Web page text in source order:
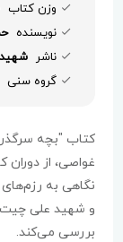
وزن کتاب
نویسنده
ناشر
گروه سنی
کتاب "بچه
غواصی، از دوران
و شهید علی
بررسی می‌کند.